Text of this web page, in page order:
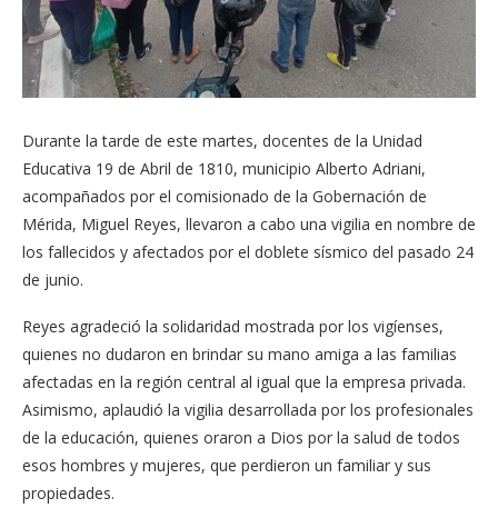
Durante la tarde de este martes, docentes de la Unidad
Educativa 19 de Abril de 1810, municipio Alberto Adriani,
acompañados por el comisionado de la Gobernación de
Mérida, Miguel Reyes, llevaron a cabo una vigilia en nombre de
los fallecidos y afectados por el doblete sísmico del pasado 24
de junio.
Reyes agradeció la solidaridad mostrada por los vigíenses,
quienes no dudaron en brindar su mano amiga a las familias
afectadas en la región central al igual que la empresa privada.
Asimismo, aplaudió la vigilia desarrollada por los profesionales
de la educación, quienes oraron a Dios por la salud de todos
esos hombres y mujeres, que perdieron un familiar y sus
propiedades.